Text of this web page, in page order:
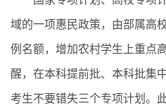
域的一项惠民政策，由部属高
例名额，增加农村学生上重点
醒，在本科提前批、本科批集
考生不要错失三个专项计划。